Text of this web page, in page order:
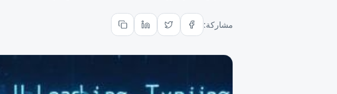
مشاركة: